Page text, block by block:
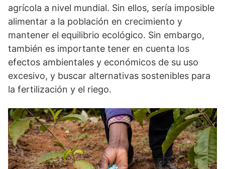
agrícola a nivel mundial. Sin ellos, sería imposible
alimentar a la población en crecimiento y
mantener el equilibrio ecológico. Sin embargo,
también es importante tener en cuenta los
efectos ambientales y económicos de su uso
excesivo, y buscar alternativas sostenibles para
la fertilización y el riego.